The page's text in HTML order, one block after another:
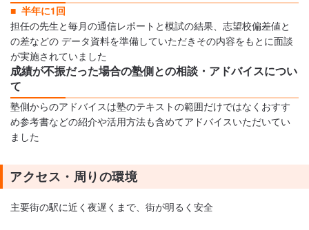
半年に1回
担任の先生と毎月の通信レポートと模試の結果、志望校偏差値と
の差などの データ資料を準備していただきその内容をもとに面談
が実施されていました
成績が不振だった場合の塾側との相談・アドバイスについ
て
塾側からのアドバイスは塾のテキストの範囲だけではなくおすす
め参考書などの紹介や活用方法も含めてアドバイスいただいてい
ました
アクセス・周りの環境
主要街の駅に近く夜遅くまで、街が明るく安全